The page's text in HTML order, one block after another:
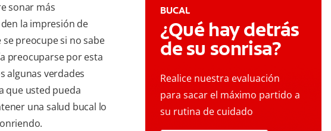
sonar más
la impresión de
preocupe si no sabe
preocuparse por esta
algunas verdades
que usted pueda
una salud bucal lo
BUCAL
¿Qué hay detrás
de su sonrisa?
Realice nuestra evaluación
para sacar el máximo partido a
su rutina de cuidado